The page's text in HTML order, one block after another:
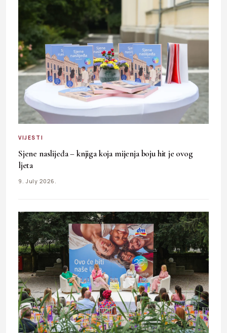
VIJESTI
Sjene naslijeđa – knjiga koja mijenja boju hit je ovog
ljeta
9. July 2026.